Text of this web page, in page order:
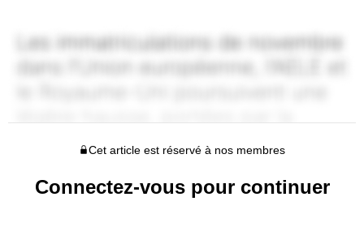
Cet article est réservé à nos membres
Connectez-vous pour continuer